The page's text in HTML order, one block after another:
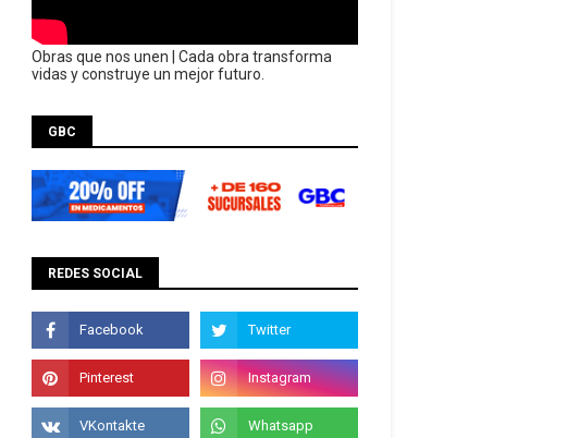
Obras que nos unen | Cada obra transforma
vidas y construye un mejor futuro.
GBC
REDES SOCIAL